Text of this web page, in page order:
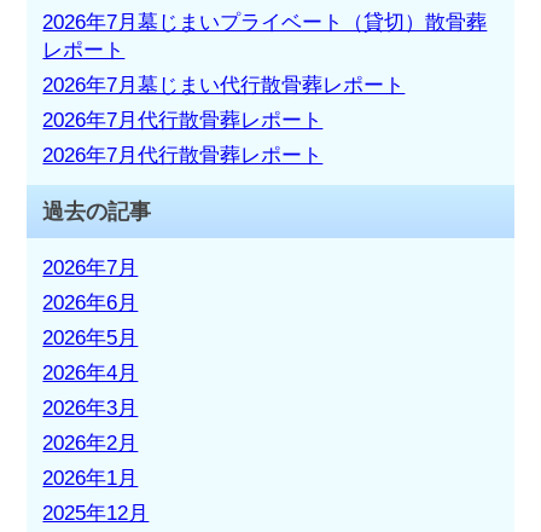
2026年7月墓じまいプライベート（貸切）散骨葬
レポート
2026年7月墓じまい代行散骨葬レポート
2026年7月代行散骨葬レポート
2026年7月代行散骨葬レポート
過去の記事
2026年7月
2026年6月
2026年5月
2026年4月
2026年3月
2026年2月
2026年1月
2025年12月